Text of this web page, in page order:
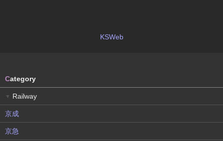
KSWeb
Category
▼ Railway
京成
京急